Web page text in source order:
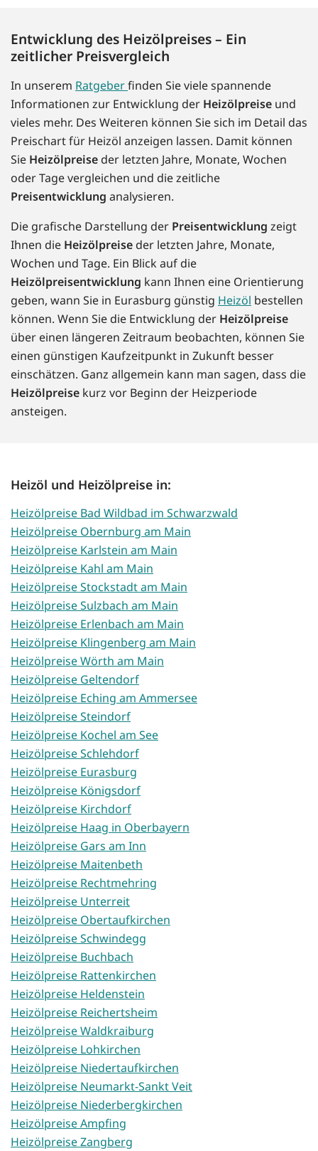
Entwicklung des Heizölpreises – Ein
zeitlicher Preisvergleich
In unserem Ratgeberfinden Sie viele spannende
Informationen zur Entwicklung der Heizölpreise und
vieles mehr. Des Weiteren können Sie sich im Detail das
Preischart für Heizöl anzeigen lassen. Damit können
Sie Heizölpreise der letzten Jahre, Monate, Wochen
oder Tage vergleichen und die zeitliche
Preisentwicklung analysieren.
Die grafische Darstellung der Preisentwicklung zeigt
Ihnen die Heizölpreise der letzten Jahre, Monate,
Wochen und Tage. Ein Blick auf die
Heizölpreisentwicklung kann Ihnen eine Orientierung
geben, wann Sie in Eurasburg günstig Heizöl bestellen
können. Wenn Sie die Entwicklung der Heizölpreise
über einen längeren Zeitraum beobachten, können Sie
einen günstigen Kaufzeitpunkt in Zukunft besser
einschätzen. Ganz allgemein kann man sagen, dass die
Heizölpreise kurz vor Beginn der Heizperiode
ansteigen.
Heizöl und Heizölpreise in:
Heizölpreise Bad Wildbad im Schwarzwald
Heizölpreise Obernburg am Main
Heizölpreise Karlstein am Main
Heizölpreise Kahl am Main
Heizölpreise Stockstadt am Main
Heizölpreise Sulzbach am Main
Heizölpreise Erlenbach am Main
Heizölpreise Klingenberg am Main
Heizölpreise Wörth am Main
Heizölpreise Geltendorf
Heizölpreise Eching am Ammersee
Heizölpreise Steindorf
Heizölpreise Kochel am See
Heizölpreise Schlehdorf
Heizölpreise Eurasburg
Heizölpreise Königsdorf
Heizölpreise Kirchdorf
Heizölpreise Haag in Oberbayern
Heizölpreise Gars am Inn
Heizölpreise Maitenbeth
Heizölpreise Rechtmehring
Heizölpreise Unterreit
Heizölpreise Obertaufkirchen
Heizölpreise Schwindegg
Heizölpreise Buchbach
Heizölpreise Rattenkirchen
Heizölpreise Heldenstein
Heizölpreise Reichertsheim
Heizölpreise Waldkraiburg
Heizölpreise Lohkirchen
Heizölpreise Niedertaufkirchen
Heizölpreise Neumarkt-Sankt Veit
Heizölpreise Niederbergkirchen
Heizölpreise Ampfing
Heizölpreise Zangberg